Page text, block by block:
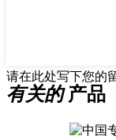
请在此处写下您的
有关的产品